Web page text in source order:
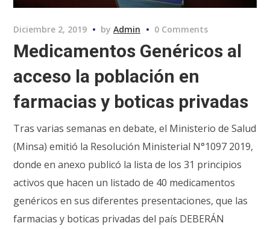
Diciembre 2, 2019 byAdmin 0 Comments
Medicamentos Genéricos al
acceso la población en
farmacias y boticas privadas
Tras varias semanas en debate, el Ministerio de Salud
(Minsa) emitió la Resolución Ministerial N°1097 2019,
donde en anexo publicó la lista de los 31 principios
activos que hacen un listado de 40 medicamentos
genéricos en sus diferentes presentaciones, que las
farmacias y boticas privadas del país DEBERÁN